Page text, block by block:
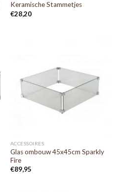
Keramische Stammetjes
€28,20
ACCESSOIRES
Glas ombouw 45x45cm Sparkly
Fire
€89,95